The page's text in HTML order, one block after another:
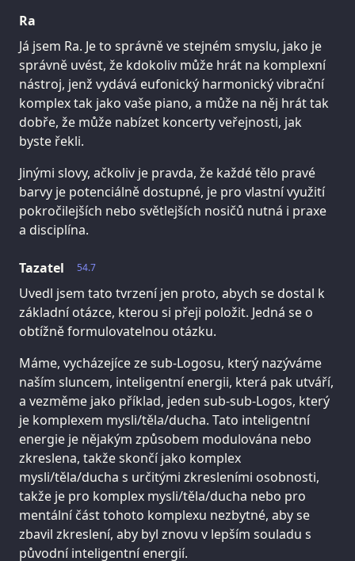
Ra
Já jsem Ra. Je to správně ve stejném smyslu, jako je
správně uvést, že kdokoliv může hrát na komplexní
nástroj, jenž vydává eufonický harmonický vibrační
komplex tak jako vaše piano, a může na něj hrát tak
dobře, že může nabízet koncerty veřejnosti, jak
byste řekli.
Jinými slovy, ačkoliv je pravda, že každé tělo pravé
barvy je potenciálně dostupné, je pro vlastní využití
pokročilejších nebo světlejších nosičů nutná i praxe
a disciplína.
54.7
Tazatel
Uvedl jsem tato tvrzení jen proto, abych se dostal k
základní otázce, kterou si přeji položit. Jedná se o
obtížně formulovatelnou otázku.
Máme, vycházejíce ze sub-Logosu, který nazýváme
naším sluncem, inteligentní energii, která pak utváří,
a vezměme jako příklad, jeden sub-sub-Logos, který
je komplexem mysli/těla/ducha. Tato inteligentní
energie je nějakým způsobem modulována nebo
zkreslena, takže skončí jako komplex
mysli/těla/ducha s určitými zkresleními osobnosti,
takže je pro komplex mysli/těla/ducha nebo pro
mentální část tohoto komplexu nezbytné, aby se
zbavil zkreslení, aby byl znovu v lepším souladu s
původní inteligentní energií.